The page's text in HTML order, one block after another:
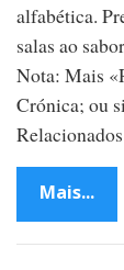
alfabética.
salas ao
Nota: Mais
Crónica; ou
Relacionados
Mais...